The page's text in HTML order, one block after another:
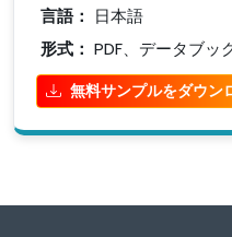
言語： 日本語
形式： PDF、データブッ
無料サンプルをダウン